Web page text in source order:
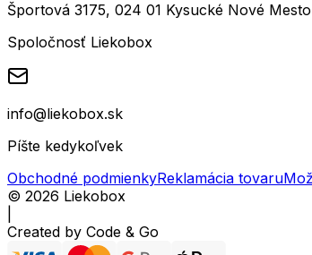
Športová 3175, 024 01 Kysucké Nové Mesto
Spoločnosť Liekobox
info@liekobox.sk
Píšte kedykoľvek
Obchodné podmienkyReklamácia tovaru
© 2026 Liekobox
Created by Code & Go